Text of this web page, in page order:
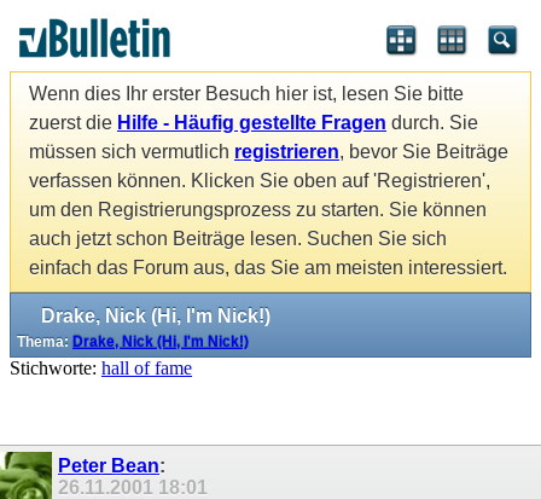
Wenn dies Ihr erster Besuch hier ist, lesen Sie bitte
zuerst die Hilfe - Häufig gestellte Fragen durch. Sie
müssen sich vermutlich registrieren, bevor Sie Beiträge
verfassen können. Klicken Sie oben auf 'Registrieren',
um den Registrierungsprozess zu starten. Sie können
auch jetzt schon Beiträge lesen. Suchen Sie sich
einfach das Forum aus, das Sie am meisten interessiert.
Drake, Nick (Hi, I'm Nick!)
Thema: Drake, Nick (Hi, I'm Nick!)
Stichworte: hall of fame
Peter Bean:
26.11.2001 18:01